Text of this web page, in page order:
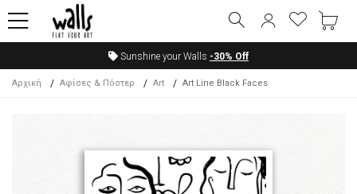
Sunshine your Walls -30% Off
Αρχική Αφίσες & Πόστερ Art Art Line Black Faces